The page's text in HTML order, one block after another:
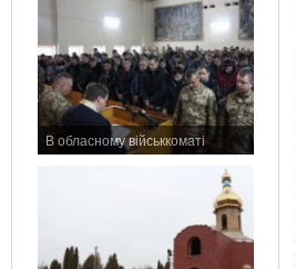
В обласному військкоматі